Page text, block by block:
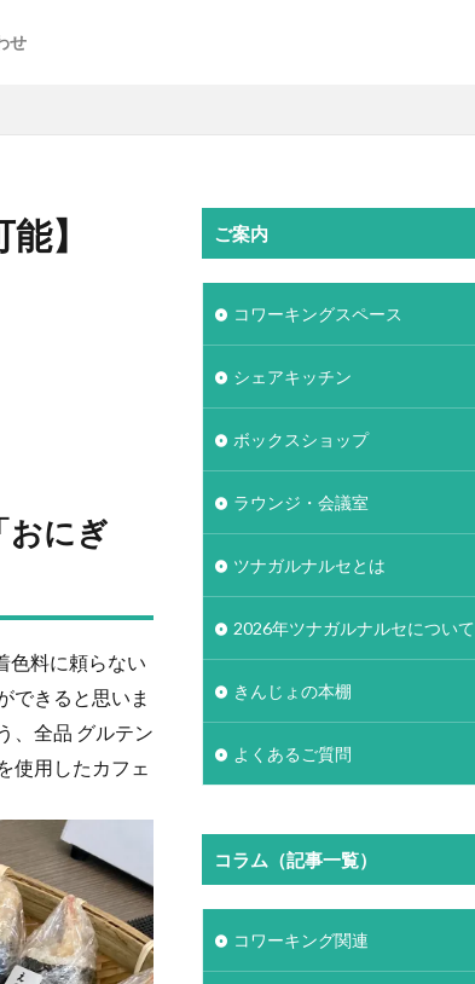
せ
】
おにぎ
⾊料に頼らない
できると思いま
、全品 グルテン
使⽤したカフェ
ご案内
コワーキングスペース
シェアキッチン
ボックスショップ
ラウンジ・会議室
ツナガルナルセとは
2026年ツナガルナルセについて
きんじょの本棚
よくあるご質問
コラム（記事一覧）
コワーキング関連